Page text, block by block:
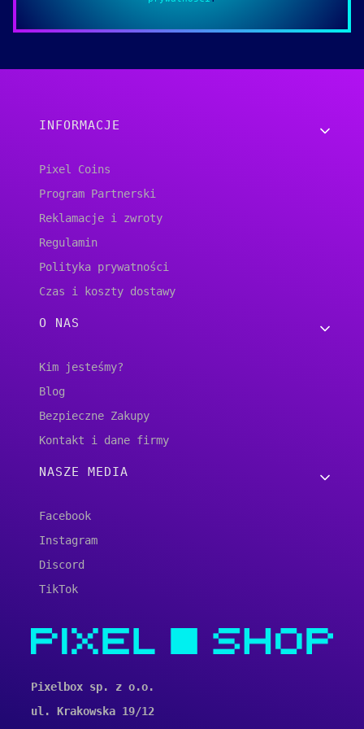
Linki w stopce
INFORMACJE
Pixel Coins
Program Partnerski
Reklamacje i zwroty
Regulamin
Polityka prywatności
Czas i koszty dostawy
O NAS
Kim jesteśmy?
Blog
Bezpieczne Zakupy
Kontakt i dane firmy
NASZE MEDIA
Facebook
Instagram
Discord
TikTok
Pixelbox sp. z o.o.
ul. Krakowska 19/12